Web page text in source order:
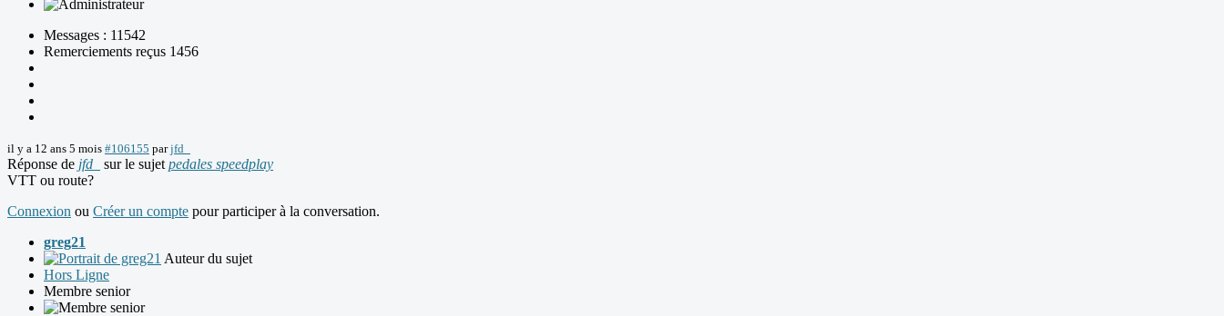
Messages : 11542
Remerciements reçus 1456
il y a 12 ans 5 mois #106155 parjfd_
Réponse de jfd_ sur le sujet pedales speedplay
VTT ou route?
Connexion ou Créer un compte pour participer à la conversation.
greg21
Auteur du sujet
Hors Ligne
Membre senior